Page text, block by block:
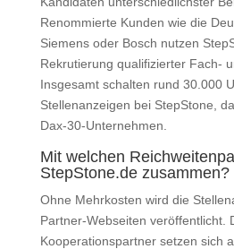
Renommierte Kunden wie die
Siemens oder Bosch nutzen
Rekrutierung qualifizierter Fach-
Insgesamt schalten rund 30.000
Stellenanzeigen bei StepStone,
Dax-30-Unternehmen.
Mit welchen
StepStone.de zusammen?
Ohne Mehrkosten wird die
Partner-Webseiten veröffentlicht.
Kooperationspartner setzen sich